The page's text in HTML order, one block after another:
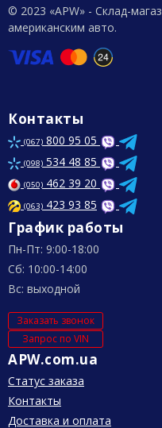
© 2023 «APW» - Склад-
американским авто.
Контакты
(067) 800 95 05
(098) 534 48 85
(050) 462 39 20
(063) 423 93 85
График работы
Пн-Пт: 9:00-18:00
Сб: 10:00-14:00
Вс: выходной
Заказать звонок
Запрос по VIN
APW.com.ua
Статус заказа
Контакты
Доставка и оплата